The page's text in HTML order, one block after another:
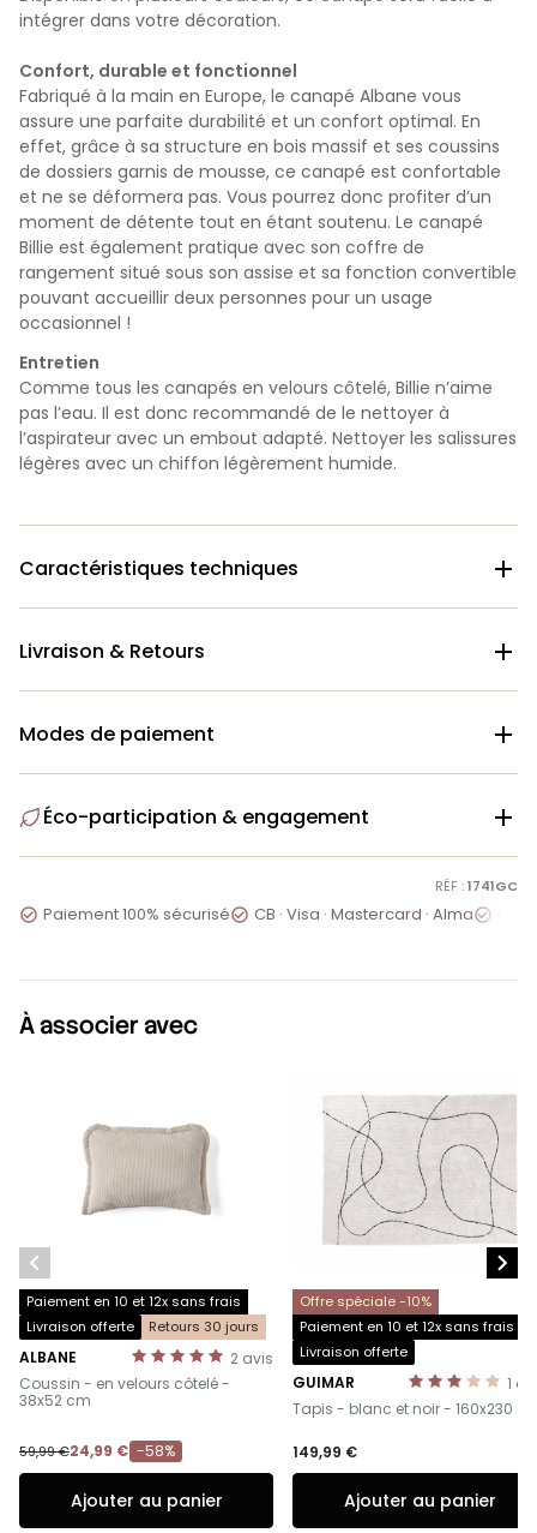
intégrer dans votre décoration.
Confort, durable et fonctionnel
Fabriqué à la main en Europe, le canapé Albane vous
assure une parfaite durabilité et un confort optimal. En
effet, grâce à sa structure en bois massif et ses coussins
de dossiers garnis de mousse, ce canapé est confortable
et ne se déformera pas. Vous pourrez donc profiter d’un
moment de détente tout en étant soutenu. Le canapé
Billie est également pratique avec son coffre de
rangement situé sous son assise et sa fonction convertible
pouvant accueillir deux personnes pour un usage
occasionnel !
Entretien
Comme tous les canapés en velours côtelé, Billie n’aime
pas l’eau. Il est donc recommandé de le nettoyer à
l’aspirateur avec un embout adapté. Nettoyer les salissures
légères avec un chiffon légèrement humide.
Caractéristiques techniques 
Livraison & Retours 
Modes de paiement 
Éco-participation & engagement 
RÉF :1741GC
 Paiement 100% sécurisé CB · Visa · Mastercard · Alma
À associer avec
Paiement en 10 et 12x sans frais
Livraison offerte
Retours 30 jours
2 avis
ALBANE
-
Coussin - en velours côtelé -
38x52 cm
59,99 €24,99 € -58%
Ajouter au panier
Offre spéciale -10%
Paiement en 10 et 12x sans frais
Livraison offerte
1
GUIMAR
-
Tapis - blanc et noir - 160x230
149,99 €
Ajouter au panier
 